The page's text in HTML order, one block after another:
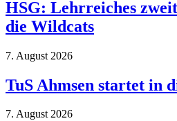
HSG: Lehrreiches
die Wildcats
7. August 2026
TuS Ahmsen startet in
7. August 2026